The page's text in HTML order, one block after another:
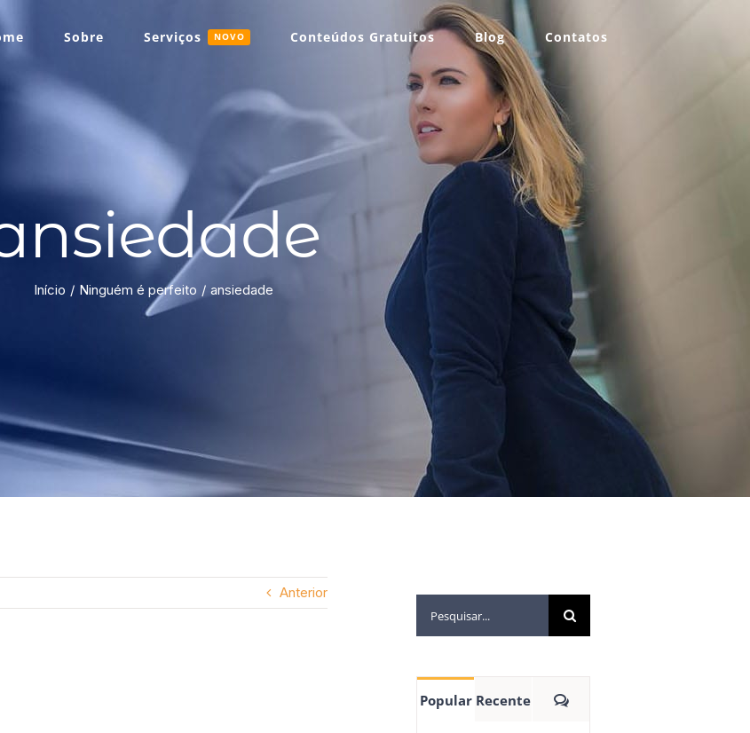
Sobre Serviços NOVO Conteúdos Gratuitos Blog Contatos
Início Ninguém é perfeito ansiedade
Anterior
Popular Recente